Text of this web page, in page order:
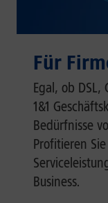
Für
Egal, ob
1&1
Bedürfnisse
Profitieren
Business.